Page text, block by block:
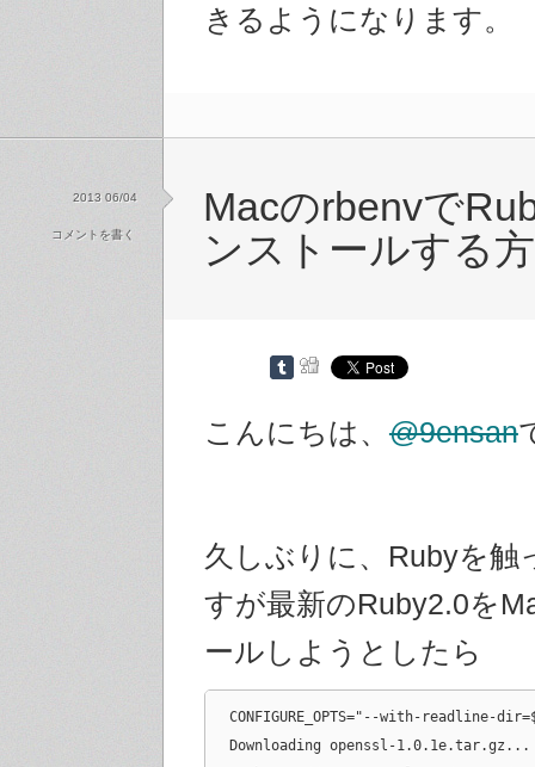
きるようになります。
Macのrbenvで
ンストールする
こんにちは、 @9ensan
久しぶりに、Rubyを触
すが最新のRuby2.0を
ールしようとしたら
CONFIGURE_OPTS="--with-
Downloading openssl-1.0.1e.tar.gz...
2013 06/04
コメントを書く